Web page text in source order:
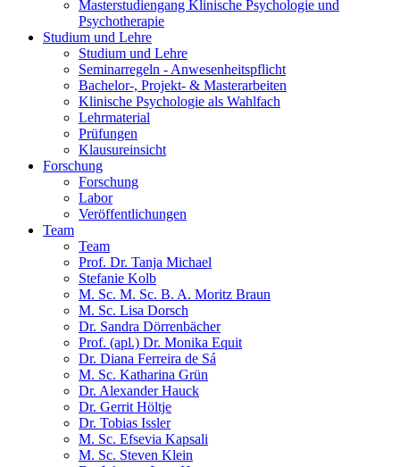
Masterstudiengang Klinische Psychologie und
Psychotherapie
Studium und Lehre
Studium und Lehre
Seminarregeln - Anwesenheitspflicht
Bachelor-, Projekt- & Masterarbeiten
Klinische Psychologie als Wahlfach
Lehrmaterial
Prüfungen
Klausureinsicht
Forschung
Forschung
Labor
Veröffentlichungen
Team
Team
Prof. Dr. Tanja Michael
Stefanie Kolb
M. Sc. M. Sc. B. A. Moritz Braun
M. Sc. Lisa Dorsch
Dr. Sandra Dörrenbächer
Prof. (apl.) Dr. Monika Equit
Dr. Diana Ferreira de Sá
M. Sc. Katharina Grün
Dr. Alexander Hauck
Dr. Gerrit Höltje
Dr. Tobias Issler
M. Sc. Efsevia Kapsali
M. Sc. Steven Klein